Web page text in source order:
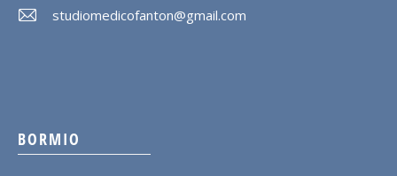
studiomedicofanton@gmail.com
BORMIO